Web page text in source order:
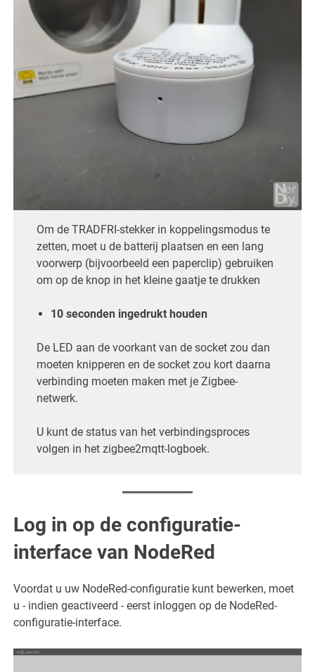
Om de TRADFRI-stekker in koppelingsmodus te
zetten, moet u de batterij plaatsen en een lang
voorwerp (bijvoorbeeld een paperclip) gebruiken
om op de knop in het kleine gaatje te drukken
10 seconden ingedrukt houden
De LED aan de voorkant van de socket zou dan
moeten knipperen en de socket zou kort daarna
verbinding moeten maken met je Zigbee-
netwerk.
U kunt de status van het verbindingsproces
volgen in het zigbee2mqtt-logboek.
Log in op de configuratie-
interface van NodeRed
Voordat u uw NodeRed-configuratie kunt bewerken, moet
u - indien geactiveerd - eerst inloggen op de NodeRed-
configuratie-interface.